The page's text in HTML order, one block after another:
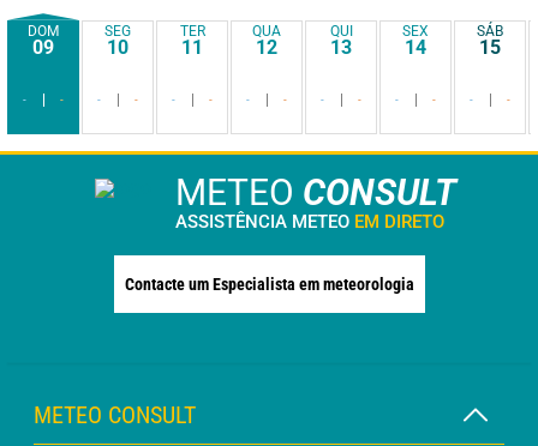
DOM
09
- -
SEG
10
- -
TER
11
- -
QUA
12
- -
QUI
13
- -
SEX
14
- -
SÁB
15
- -
METEO CONSULT
ASSISTÊNCIA METEO EM DIRETO
Contacte um Especialista em meteorologia
METEO CONSULT